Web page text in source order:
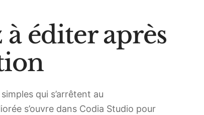
éditer après
qui s’arrêtent au
s’ouvre dans Codia Studio pour